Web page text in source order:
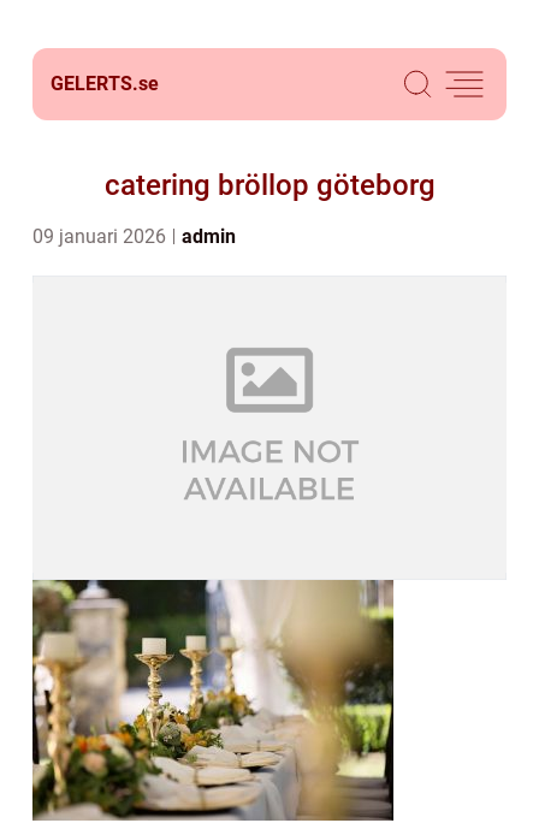
GELERTS.se
catering bröllop göteborg
09 januari 2026 admin